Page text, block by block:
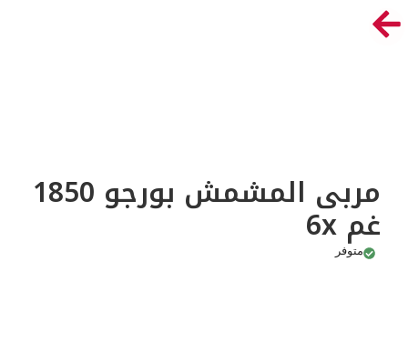
مربى المشمش بورجو 1850
غم 6x
متوفر